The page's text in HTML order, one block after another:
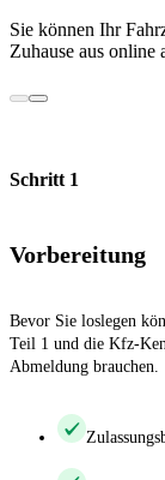
Sie können Ihr
Zuhause aus online
Schritt 1
Vorbereitung
Bevor Sie loslegen
Teil 1 und die Kfz-
Abmeldung brauchen.